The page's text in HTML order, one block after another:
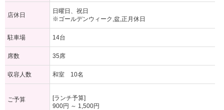
店休日
日曜日、祝日
※ゴールデンウィーク,盆,正月休日
駐車場 14台
席数 35席
収容人数 和室 10名
ご予算
[ランチ予算]
900円 ～ 1,500円